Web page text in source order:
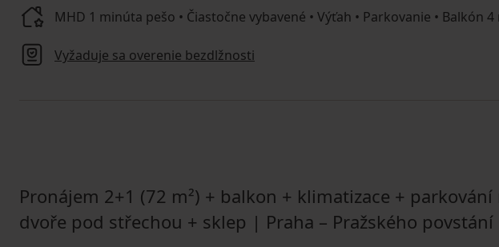
MHD 1 minúta pešo • Čiastočne vybavené • Výťah • Parkovanie • Balkón 4
Vyžaduje sa overenie bezdlžnosti
Pronájem 2+1 (72 m²) + balkon + klimatizace +
dvoře pod střechou + sklep | Praha – Pražského povstání